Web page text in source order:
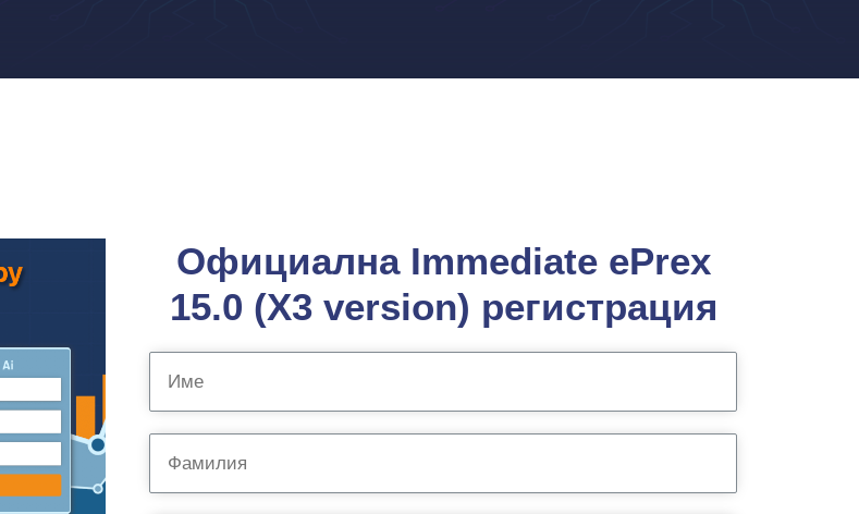
Официална Immediate ePrex
15.0 (X3 version) регистрация